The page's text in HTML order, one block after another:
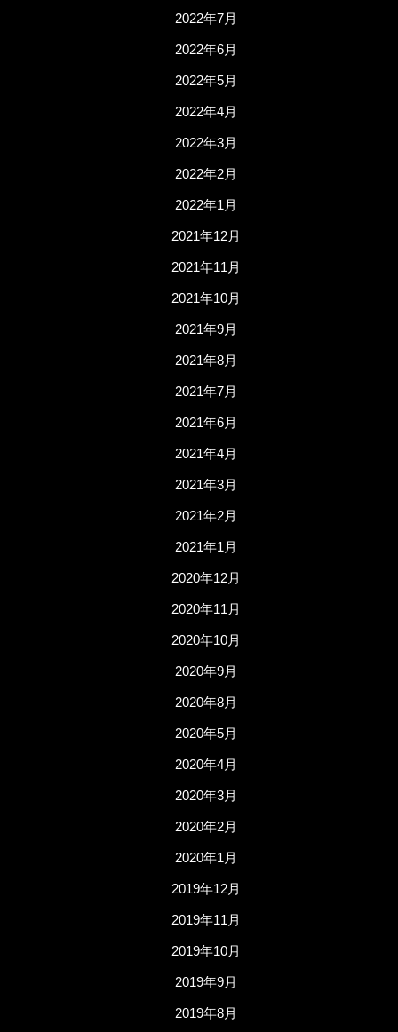
2022年7月
2022年6月
2022年5月
2022年4月
2022年3月
2022年2月
2022年1月
2021年12月
2021年11月
2021年10月
2021年9月
2021年8月
2021年7月
2021年6月
2021年4月
2021年3月
2021年2月
2021年1月
2020年12月
2020年11月
2020年10月
2020年9月
2020年8月
2020年5月
2020年4月
2020年3月
2020年2月
2020年1月
2019年12月
2019年11月
2019年10月
2019年9月
2019年8月